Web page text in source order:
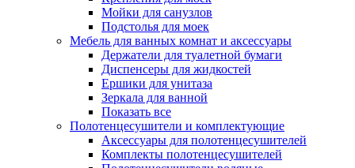
Мойки для санузлов
Подстолья для моек
Мебель для ванных комнат и аксессуары
Держатели для туалетной бумаги
Диспенсеры для жидкостей
Ершики для унитаза
Зеркала для ванной
Показать все
Полотенцесушители и комплектующие
Аксессуары для полотенцесушителей
Комплекты полотенцесушителей